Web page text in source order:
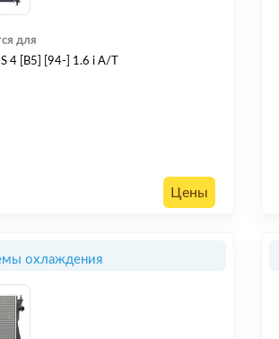
для
4 [B5] [94-] 1.6 i A/T
Цены
охлаждения